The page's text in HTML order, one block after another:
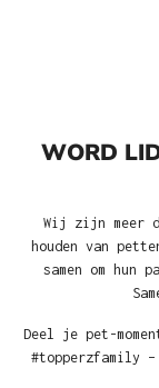
WORD
Wij zijn meer
houden van
samen om
Deel je pet-
#topperzfamily